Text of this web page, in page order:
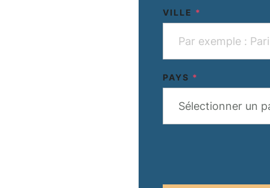
VILLE *
PAYS *
Sélectionner un